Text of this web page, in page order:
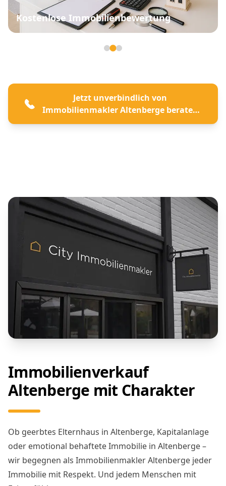
Kostenlose Immobilienbewertung
Jetzt unverbindlich von
Immobilienmakler Altenberge beraten
lassen
Immobilienverkauf
Altenberge mit Charakter
Ob geerbtes Elternhaus in Altenberge, Kapitalanlage
oder emotional behaftete Immobilie in Altenberge –
wir begegnen als Immobilienmakler Altenberge jeder
Immobilie mit Respekt. Und jedem Menschen mit